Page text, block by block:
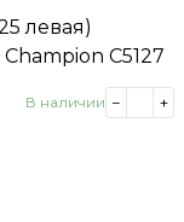
левая)
C5127
В наличии